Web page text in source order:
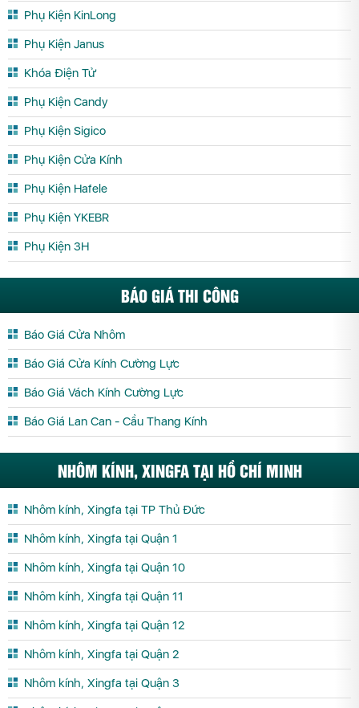
Phụ Kiện KinLong
Phụ Kiện Janus
Khóa Điện Tử
Phụ Kiện Candy
Phụ Kiện Sigico
Phụ Kiện Cửa Kính
Phụ Kiện Hafele
Phụ Kiện YKEBR
Phụ Kiện 3H
BÁO GIÁ THI CÔNG
Báo Giá Cửa Nhôm
Báo Giá Cửa Kính Cường Lực
Báo Giá Vách Kính Cường Lực
Báo Giá Lan Can - Cầu Thang Kính
NHÔM KÍNH, XINGFA TẠI HỒ CHÍ MINH
Nhôm kính, Xingfa tại TP Thủ Đức
Nhôm kính, Xingfa tại Quận 1
Nhôm kính, Xingfa tại Quận 10
Nhôm kính, Xingfa tại Quận 11
Nhôm kính, Xingfa tại Quận 12
Nhôm kính, Xingfa tại Quận 2
Nhôm kính, Xingfa tại Quận 3